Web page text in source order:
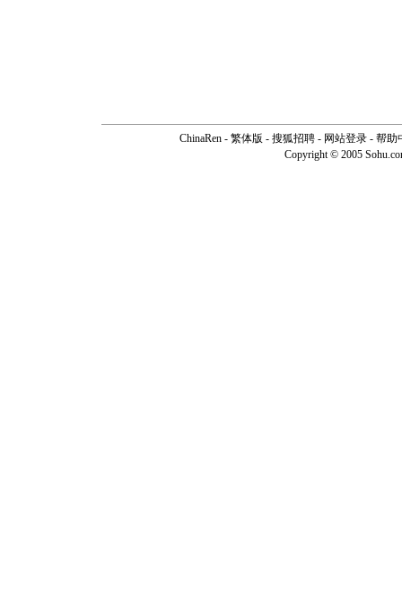
ChinaRen - 繁体版 - 搜狐招聘 - 网站登录 - 帮助
Copyright © 2005